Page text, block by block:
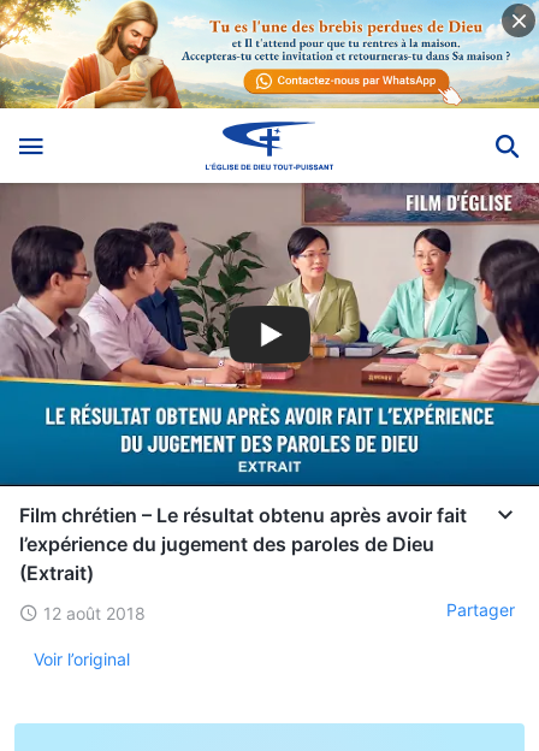
Film chrétien – Le résultat obtenu après avoir fait
l’expérience du jugement des paroles de Dieu
(Extrait)
12 août 2018 Partager
Voir l’original